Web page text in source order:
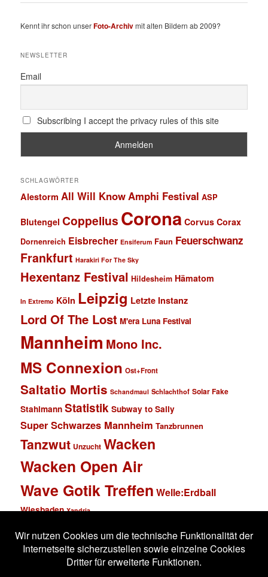
Kennt ihr schon unserFoto-Archivmit alten Bildern ab 2009?
NEWSLETTER
Email
Subscribing I accept the privacy rules of this site
SCHLAGWÖRTER
Alestorm All Will KnowAmphi Festival ASP
Blutengel Coppelius Corona Corvus Corax
Dornenreich Eisbrecher Ensiferum Faun Feuerschwanz
Frankfurt Harakiri For The Sky
Hexentanz Festival Hildesheim Hämatom
In Extremo Köln Leipzig Letzte Instanz
Lord Of The Lost M'era Luna Festival
Mannheim Mono Inc.
MS Connexion Ost+Front
Saltatio Mortis Schandmaul Schlachthof Solar Fake
Stahlmann Statistik Subway to Sally
Super Schwarzes Mannheim Tanzbrunnen
Tanzwut Unzucht Wacken
Wacken Open Air
Wave Gotik Treffen Welle:Erdball
Wiesbaden Xandria
Impressum